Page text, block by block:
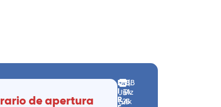
de apertura
D
R
Ju
an
n
º
2
C.
P.
4
B
A
S
(B
iz
k